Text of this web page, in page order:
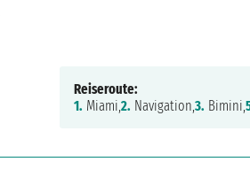
Reiseroute:
1. Miami,2. Navigation,3. Bimini,